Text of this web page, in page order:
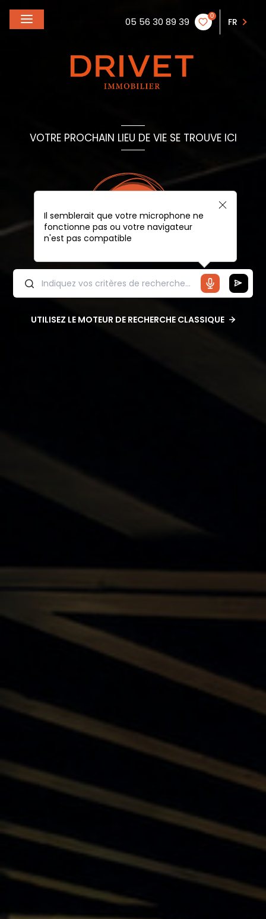
05 56 30 89 39 0
FR
VOTRE PROCHAIN LIEU DE VIE SE TROUVE ICI
Il semblerait que votre microphone ne
fonctionne pas ou votre navigateur
n'est pas compatible
UTILISEZ LE MOTEUR DE RECHERCHE CLASSIQUE